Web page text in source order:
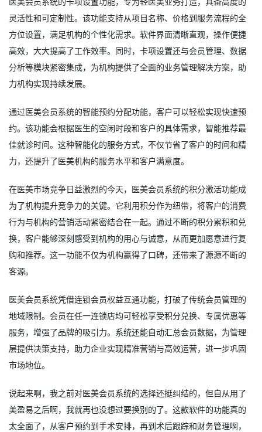
灵活性和可定制性。该功能支持从项目名称、价格到服务流程的全
方位设置，满足机构的个性化需求。软件界面清晰直观，操作便捷
高效，大大提高了工作效率。同时，卡项设置还与会员管理、数据
分析等模块紧密集成，为机构提供了全面的业务管理解决方案，助
力机构实现持续发展。
通过医美会员系统的智能预约分配功能，客户可以轻松实现快速预
约。该功能会根据医生的空闲时段和客户的具体需求，智能推荐最
佳就诊时间。这种智能化的服务方式，不仅节省了客户的时间和精
力，还提升了医美机构的服务水平和客户满意度。
在医美市场竞争日益激烈的今天，医美会员系统的积分激活功能成
为了机构提升竞争力的关键。它利用积分作为纽带，将客户的消费
行为与机构的营销活动紧密结合在一起。通过不断的积分累积和兑
换，客户能够深刻感受到机构的用心与诚意，从而更加愿意进行复
购和推荐。这一功能不仅为机构赢得了口碑，还带来了源源不断的
客源。
医美会员系统凭借连锁会员权益互通功能，打破了传统会员管理的
地域限制。会员在任一连锁店均可轻松享受积分兑换、专属优惠等
服务，增强了品牌的吸引力。系统还能自动汇总会员数据，为管理
层提供决策支持，助力企业实现精准营销与高效运营，进一步巩固
市场地位。
说起来啊，我之前对医美会员系统的选择还挺纠结的，但自从用了
美盈易之后啊，我就再也没想过要换别的了。这款软件的功能真的
太全面了，从客户预约到手术安排，再到术后跟踪和财务管理啊，